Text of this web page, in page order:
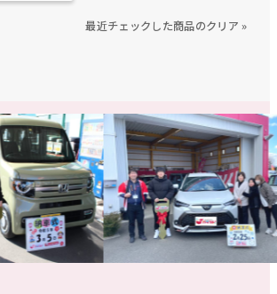
最近チェックした商品のクリア »